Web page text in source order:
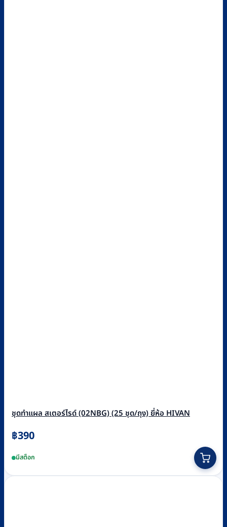
ชุดทำแผล สเตอร์ไรด์ (02NBG) (25 ชุด/ถุง) ยี่ห้อ HIVAN
฿390
มีสต็อก